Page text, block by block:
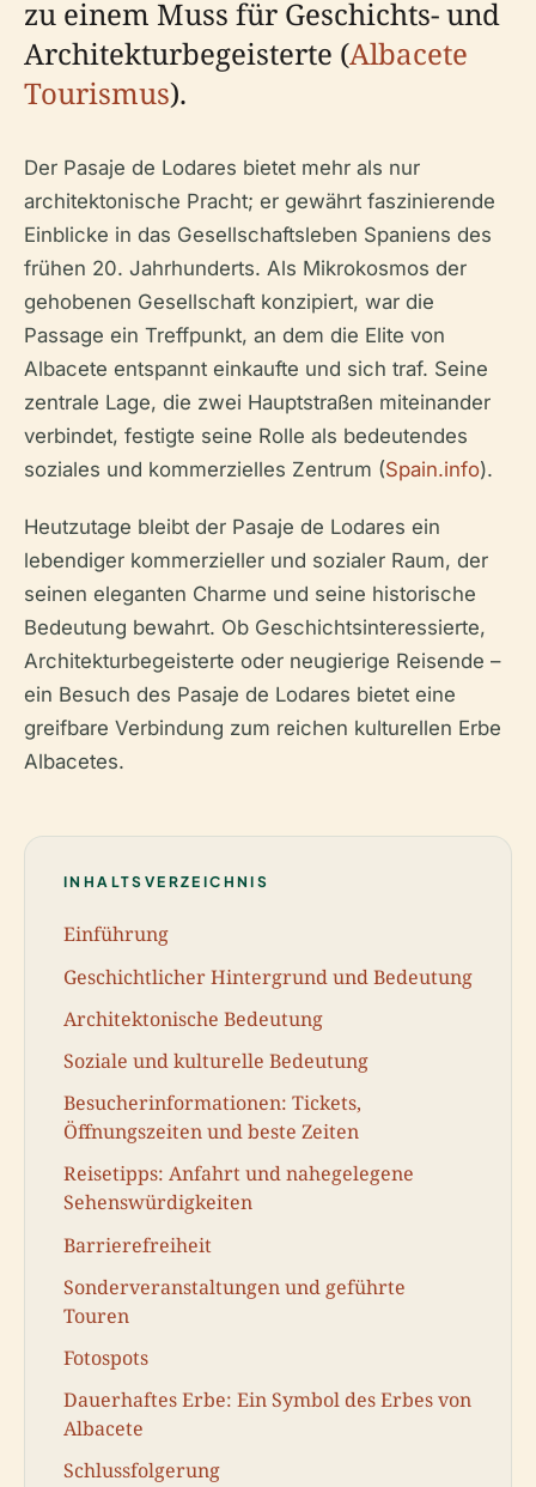
zu einem Muss für Geschichts- und
Architekturbegeisterte (Albacete
Tourismus).
Der Pasaje de Lodares bietet mehr als nur
architektonische Pracht; er gewährt faszinierende
Einblicke in das Gesellschaftsleben Spaniens des
frühen 20. Jahrhunderts. Als Mikrokosmos der
gehobenen Gesellschaft konzipiert, war die
Passage ein Treffpunkt, an dem die Elite von
Albacete entspannt einkaufte und sich traf. Seine
zentrale Lage, die zwei Hauptstraßen miteinander
verbindet, festigte seine Rolle als bedeutendes
soziales und kommerzielles Zentrum (Spain.info).
Heutzutage bleibt der Pasaje de Lodares ein
lebendiger kommerzieller und sozialer Raum, der
seinen eleganten Charme und seine historische
Bedeutung bewahrt. Ob Geschichtsinteressierte,
Architekturbegeisterte oder neugierige Reisende –
ein Besuch des Pasaje de Lodares bietet eine
greifbare Verbindung zum reichen kulturellen Erbe
Albacetes.
INHALTSVERZEICHNIS
Einführung
Geschichtlicher Hintergrund und Bedeutung
Architektonische Bedeutung
Soziale und kulturelle Bedeutung
Besucherinformationen: Tickets,
Öffnungszeiten und beste Zeiten
Reisetipps: Anfahrt und nahegelegene
Sehenswürdigkeiten
Barrierefreiheit
Sonderveranstaltungen und geführte
Touren
Fotospots
Dauerhaftes Erbe: Ein Symbol des Erbes von
Albacete
Schlussfolgerung